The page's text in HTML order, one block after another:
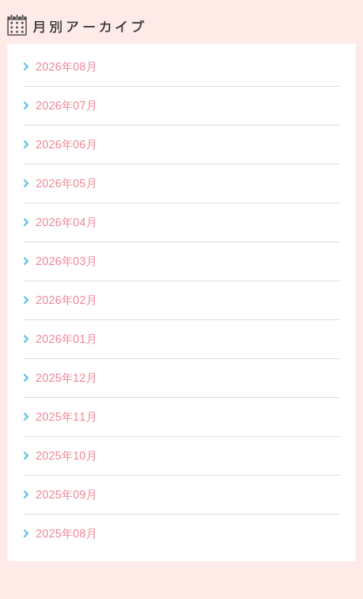
2026年08月
2026年07月
2026年06月
2026年05月
2026年04月
2026年03月
2026年02月
2026年01月
2025年12月
2025年11月
2025年10月
2025年09月
2025年08月